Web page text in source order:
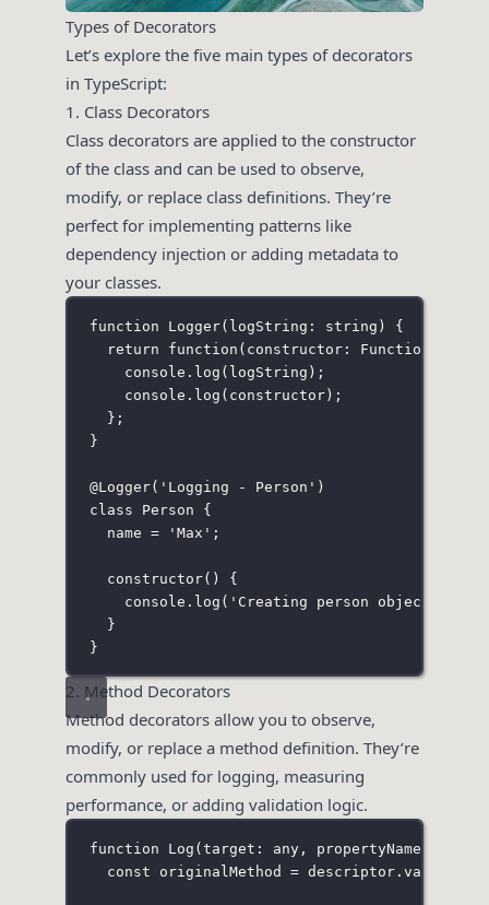
Types of Decorators
Let’s explore the five main types of decorators
in TypeScript:
1. Class Decorators
Class decorators are applied to the constructor
of the class and can be used to observe,
modify, or replace class definitions. They’re
perfect for implementing patterns like
dependency injection or adding metadata to
your classes.
function Logger( logString : string ) {
return
function ( constructor: Function
console. log (logString);
console. log (constructor);
};
}
@Logger( ' Logging - Person ' )
class
Person {
name = ' Max ' ;
constructor() {
console. log ( ' Creating person object...
}
}
2. Method Decorators
Method decorators allow you to observe,
modify, or replace a method definition. They’re
commonly used for logging, measuring
performance, or adding validation logic.
function Log ( target : any, propertyName
const originalMethod = descriptor.value;